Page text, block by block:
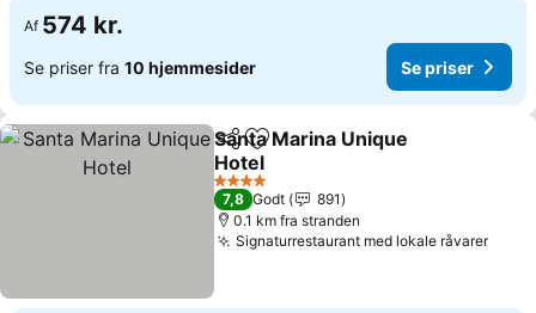
Af 574 kr.
Se priser fra 10 hjemmesider Se priser
Del Føj til favoritter
Santa Marina Unique
Hotel
4 Stjerner
7,8 Godt
891
0.1 km fra stranden
Signaturrestaurant med lokale råvarer